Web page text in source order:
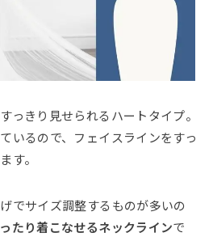
っきり見せられるハートタイプ。
いるので、フェイスラインをすっ
す。
でサイズ調整するものが多いの
たり着こなせるネックラインで